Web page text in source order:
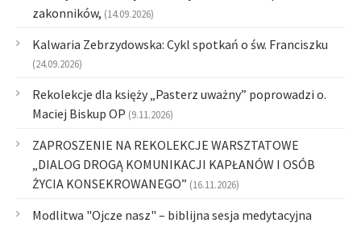
zakonników, (14.09.2026)
Kalwaria Zebrzydowska: Cykl spotkań o św. Franciszku
(24.09.2026)
Rekolekcje dla księży „Pasterz uważny” poprowadzi o.
Maciej Biskup OP (9.11.2026)
ZAPROSZENIE NA REKOLEKCJE WARSZTATOWE
„DIALOG DROGĄ KOMUNIKACJI KAPŁANÓW I OSÓB
ŻYCIA KONSEKROWANEGO” (16.11.2026)
Modlitwa "Ojcze nasz" – biblijna sesja medytacyjna